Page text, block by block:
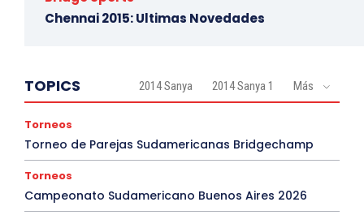
Chennai 2015: Ultimas Novedades
TOPICS 2014 Sanya 2014 Sanya 1 Más
Torneos
Torneo de Parejas Sudamericanas Bridgechamp
Torneos
Campeonato Sudamericano Buenos Aires 2026